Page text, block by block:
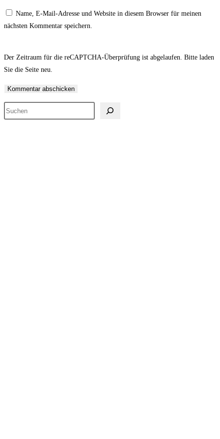
Benutzernamen
ein
Kommentieren
ein
(optional)
Name, E-Mail-Adresse und Website in diesem Browser für meinen
nächsten Kommentar speichern.
Der Zeitraum für die reCAPTCHA-Überprüfung ist abgelaufen. Bitte laden
Sie die Seite neu.
Suchen